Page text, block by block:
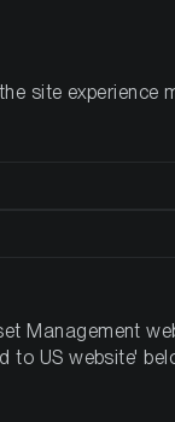
Week 28, 2024
28, 2024
site experience
Management
to US website'